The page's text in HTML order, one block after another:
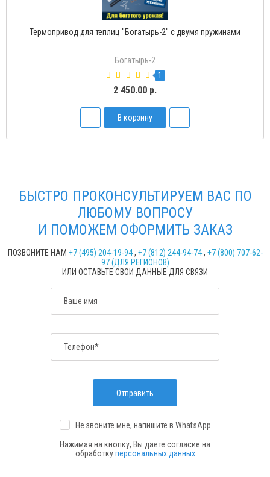
Термопривод для теплиц "Богатырь-2" с двумя пружинами
Богатырь-2
1
2 450.00 р.
В корзину
БЫСТРО ПРОКОНСУЛЬТИРУЕМ ВАС ПО
ЛЮБОМУ ВОПРОСУ
И ПОМОЖЕМ ОФОРМИТЬ ЗАКАЗ
ПОЗВОНИТЕ НАМ +7 (495) 204-19-94, +7 (812) 244-94-74, +7 (800) 707-62-
97 (ДЛЯ РЕГИОНОВ)
ИЛИ ОСТАВЬТЕ СВОИ ДАННЫЕ ДЛЯ СВЯЗИ
Ваше имя
Телефон*
Отправить
Не звоните мне, напишите в WhatsApp
Нажимая на кнопку, Вы даете согласие на
обработкуперсональных данных